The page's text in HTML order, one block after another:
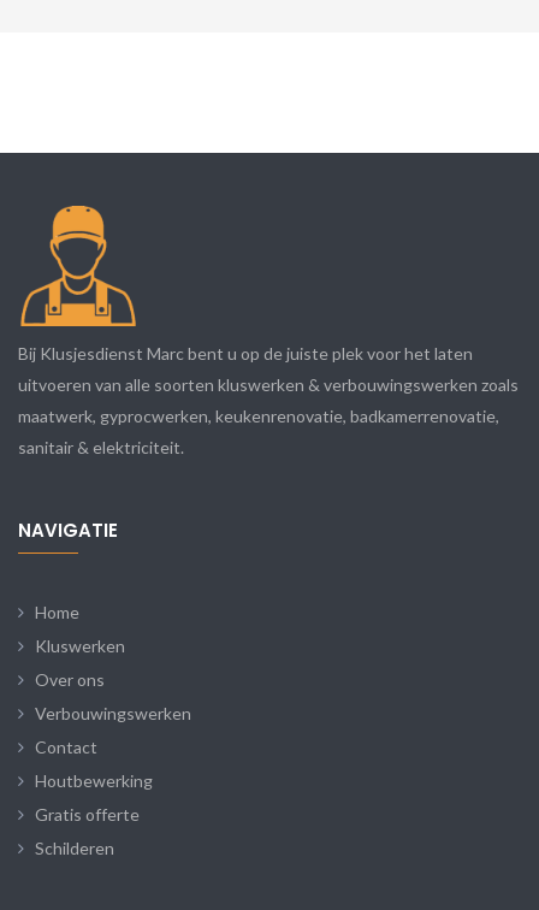
Bij Klusjesdienst Marc bent u op de juiste plek voor het laten
uitvoeren van alle soorten kluswerken & verbouwingswerken zoals
maatwerk, gyprocwerken, keukenrenovatie, badkamerrenovatie,
sanitair & elektriciteit.
NAVIGATIE
Home
Kluswerken
Over ons
Verbouwingswerken
Contact
Houtbewerking
Gratis offerte
Schilderen